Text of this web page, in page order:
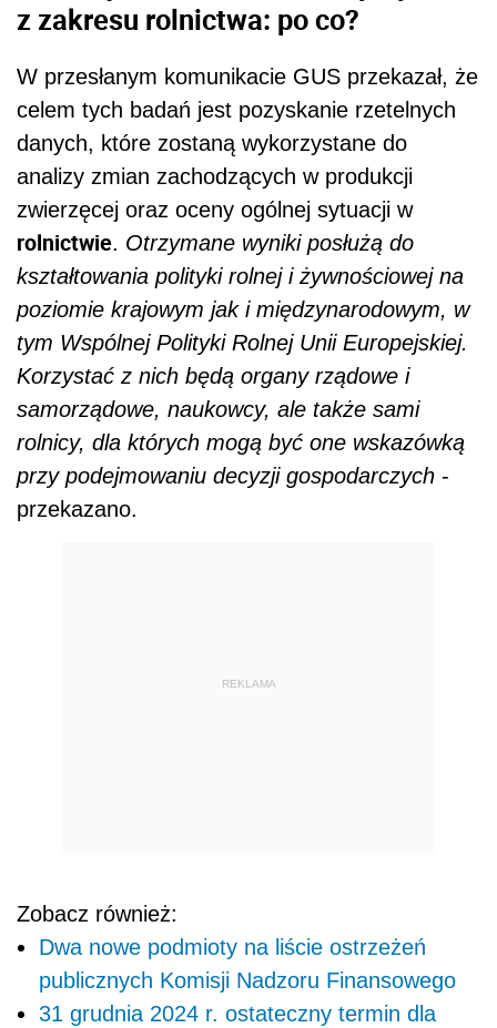
z zakresu rolnictwa: po co?
W przesłanym komunikacie GUS przekazał, że
celem tych badań jest pozyskanie rzetelnych
danych, które zostaną wykorzystane do
analizy zmian zachodzących w produkcji
zwierzęcej oraz oceny ogólnej sytuacji w
rolnictwie. Otrzymane wyniki posłużą do
kształtowania polityki rolnej i żywnościowej na
poziomie krajowym jak i międzynarodowym, w
tym Wspólnej Polityki Rolnej Unii Europejskiej.
Korzystać z nich będą organy rządowe i
samorządowe, naukowcy, ale także sami
rolnicy, dla których mogą być one wskazówką
przy podejmowaniu decyzji gospodarczych -
przekazano.
REKLAMA
Zobacz również:
Dwa nowe podmioty na liście ostrzeżeń
publicznych Komisji Nadzoru Finansowego
31 grudnia 2024 r. ostateczny termin dla